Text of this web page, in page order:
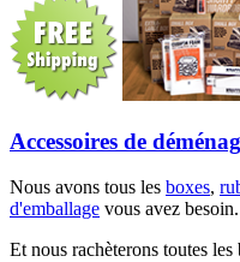
Accessoires de
Nous avons tous les boxes,
d'emballage vous avez besoin.
Et nous rachèterons toutes